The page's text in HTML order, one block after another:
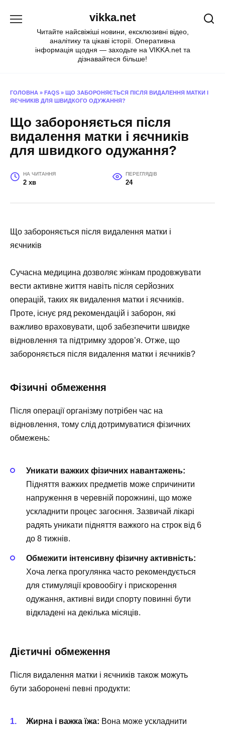
vikka.net
Читайте найсвіжіші новини, ексклюзивні відео,
аналітику та цікаві історії. Оперативна
інформація щодня — заходьте на VIKKA.net та
дізнавайтеся більше!
ГОЛОВНА » FAQS » ЩО ЗАБОРОНЯЄТЬСЯ ПІСЛЯ ВИДАЛЕННЯ МАТКИ І
ЯЄЧНИКІВ ДЛЯ ШВИДКОГО ОДУЖАННЯ?
Що забороняється після
видалення матки і яєчників
для швидкого одужання?
НА ЧИТАННЯ
2 хв
ПЕРЕГЛЯДІВ
24
Що забороняється після видалення матки і
яєчників
Сучасна медицина дозволяє жінкам продовжувати
вести активне життя навіть після серйозних
операцій, таких як видалення матки і яєчників.
Проте, існує ряд рекомендацій і заборон, які
важливо враховувати, щоб забезпечити швидке
відновлення та підтримку здоров’я. Отже, що
забороняється після видалення матки і яєчників?
Фізичні обмеження
Після операції організму потрібен час на
відновлення, тому слід дотримуватися фізичних
обмежень:
Уникати важких фізичних навантажень:
Підняття важких предметів може спричинити
напруження в черевній порожнині, що може
ускладнити процес загоєння. Зазвичай лікарі
радять уникати підняття важкого на строк від 6
до 8 тижнів.
Обмежити інтенсивну фізичну активність:
Хоча легка прогулянка часто рекомендується
для стимуляції кровообігу і прискорення
одужання, активні види спорту повинні бути
відкладені на декілька місяців.
Дієтичні обмеження
Після видалення матки і яєчників також можуть
бути заборонені певні продукти:
Жирна і важка їжа: Вона може ускладнити